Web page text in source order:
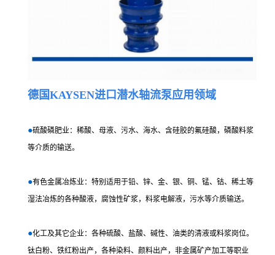
德国KAYSEN进口潜水轴流泵应用领域
●硫酸磷肥业：稀酸、母液、污水、海水、含硅胶的氟硅酸，磷酸料浆
等介质的输送。
●有色金属冶炼业：特别适用于铅、锌、金、银、铜、锰、钴、稀土等
湿法冶炼的各种酸液，腐蚀性矿浆，料浆电解液，污水等介质输送。
●化工及其它企业：各种硫酸、盐酸、碱性、油类的清液或料浆岗位。
钛白粉、铁红粉出产，各种染料、颜料出产，非金属矿产加工等职业